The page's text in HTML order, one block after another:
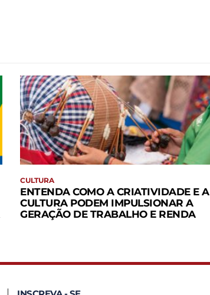
CULTURA
ENTENDA COMO A CRIATIVIDADE E A
CULTURA PODEM IMPULSIONAR A
GERAÇÃO DE TRABALHO E RENDA